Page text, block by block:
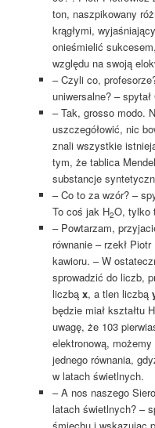
ton, naszpikowany
krągłymi,
onieśmielić
względu na swoją
– Czyli co,
uniwersalne? – spytał
– Tak, grosso modo.
uszczegółowić, nic
znali wszystkie
tym, że tablica
substancje
– Co to za wzór? –
To coś jak H2O, tylko
– Powtarzam,
równanie – rzekł
kawioru. – W
sprowadzić do liczb,
liczbą x, a tlen liczbą
będzie miał kształtu H
uwagę, że 103
elektronową,
jednego równania,
w latach świetlnych.
– A nos naszego
latach świetlnych? –